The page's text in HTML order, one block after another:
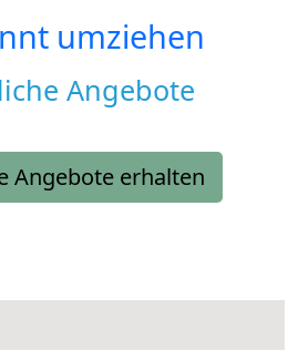
umziehen
Angebote
Angebote erhalten